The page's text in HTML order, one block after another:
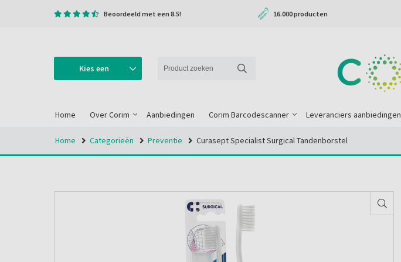
Beoordeeld met een 8.5! 16.000 producten
Kies een
Home Over Corim Aanbiedingen Corim Barcodescanner Leveranciers aanbiedingen
Home Categorieën Preventie Curasept Specialist Surgical Tandenborstel